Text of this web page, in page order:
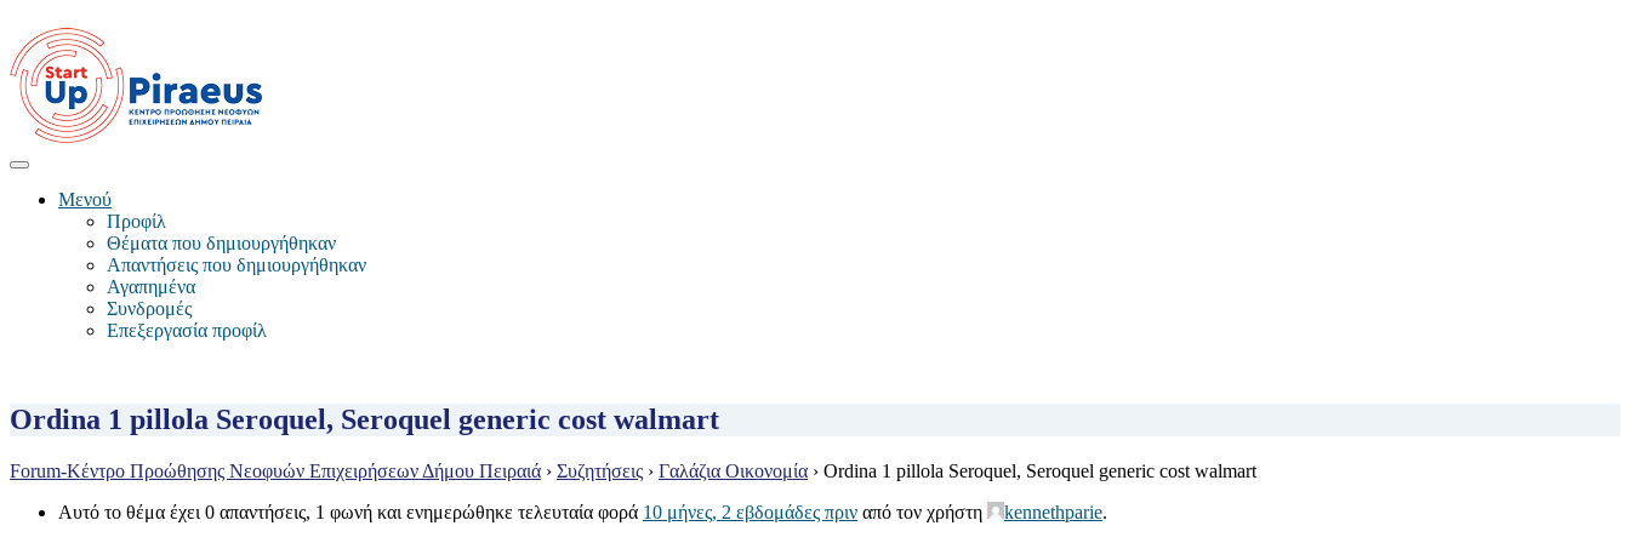
Μενού
Προφίλ
Θέματα που δημιουργήθηκαν
Απαντήσεις που δημιουργήθηκαν
Αγαπημένα
Συνδρομές
Επεξεργασία προφίλ
Ordina 1 pillola Seroquel, Seroquel generic cost walmart
Forum-Κέντρο Προώθησης Νεοφυών Επιχειρήσεων Δήμου Πειραιά › Συζητήσεις › Γαλάζια Οικονομία › Ordina 1 pillola Seroquel, Seroquel generic cost walmart
Αυτό το θέμα έχει 0 απαντήσεις, 1 φωνή και ενημερώθηκε τελευταία φορά 10 μήνες, 2 εβδομάδες πριν από τον χρήστη kennethparie.